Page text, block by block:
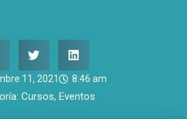
11, 2021 8:46 am
Cursos, Eventos